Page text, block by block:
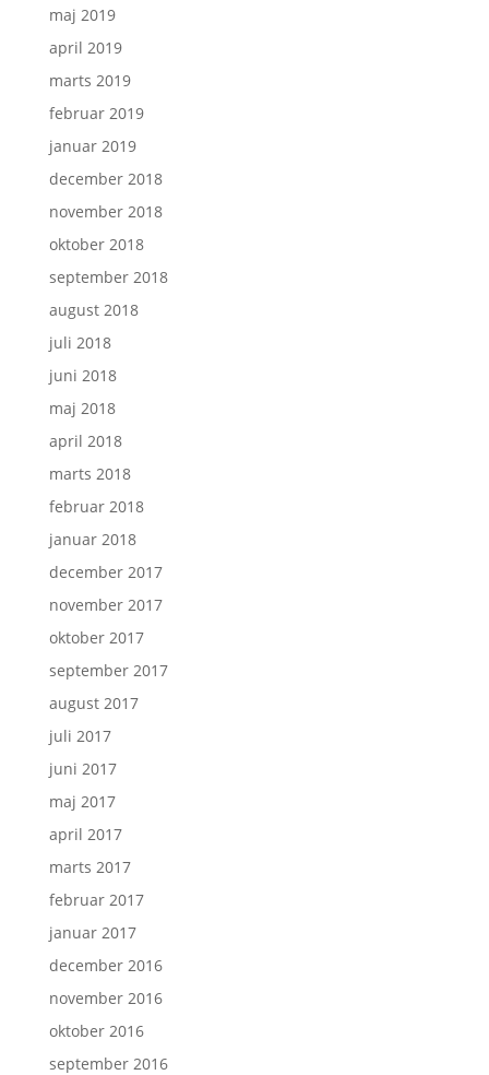
maj 2019
april 2019
marts 2019
februar 2019
januar 2019
december 2018
november 2018
oktober 2018
september 2018
august 2018
juli 2018
juni 2018
maj 2018
april 2018
marts 2018
februar 2018
januar 2018
december 2017
november 2017
oktober 2017
september 2017
august 2017
juli 2017
juni 2017
maj 2017
april 2017
marts 2017
februar 2017
januar 2017
december 2016
november 2016
oktober 2016
september 2016